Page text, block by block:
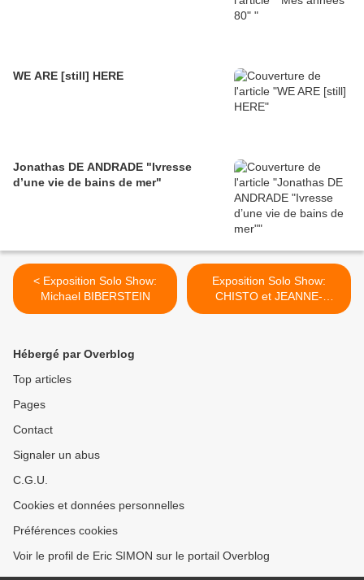
WE ARE [still] HERE
Jonathas DE ANDRADE "Ivresse
d’une vie de bains de mer"
< Exposition Solo Show:
Michael BIBERSTEIN
Exposition Solo Show:
CHISTO et JEANNE-
CLAUDE « Paris ! » >
Hébergé par Overblog
Top articles
Pages
Contact
Signaler un abus
C.G.U.
Cookies et données personnelles
Préférences cookies
Voir le profil de Eric SIMON sur le portail Overblog